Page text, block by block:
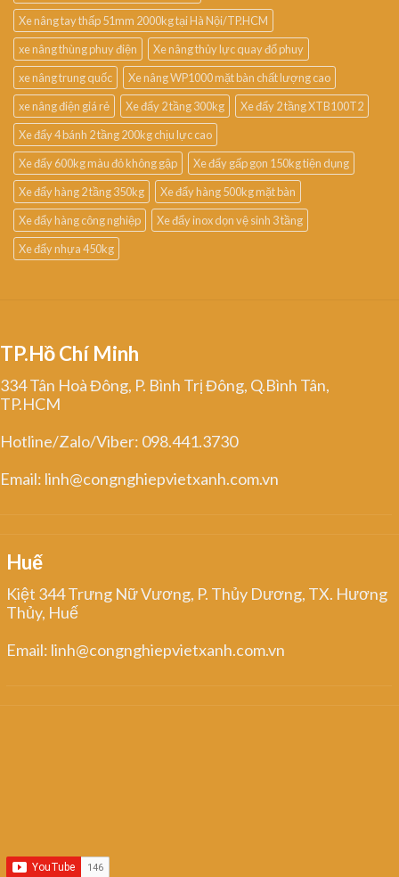
Xe nâng tay thấp 51mm 2000kg tại Hà Nội/TP.HCM
xe nâng thùng phuy điện
Xe nâng thủy lực quay đổ phuy
xe nâng trung quốc
Xe nâng WP1000 mặt bàn chất lượng cao
xe nâng điện giá rẻ
Xe đẩy 2 tầng 300kg
Xe đẩy 2 tầng XTB100T2
Xe đẩy 4 bánh 2 tầng 200kg chịu lực cao
Xe đẩy 600kg màu đỏ không gập
Xe đẩy gấp gọn 150kg tiện dụng
Xe đẩy hàng 2 tầng 350kg
Xe đẩy hàng 500kg mặt bàn
Xe đẩy hàng công nghiệp
Xe đẩy inox dọn vệ sinh 3 tầng
Xe đẩy nhựa 450kg
TP.Hồ Chí Minh
334 Tân Hoà Đông, P. Bình Trị Đông, Q.Bình Tân,
TP.HCM
Hotline/Zalo/Viber: 098.441.3730
Email: linh@congnghiepvietxanh.com.vn
Huế
Kiệt 344 Trưng Nữ Vương, P. Thủy Dương, TX. Hương
Thủy, Huế
Email: linh@congnghiepvietxanh.com.vn